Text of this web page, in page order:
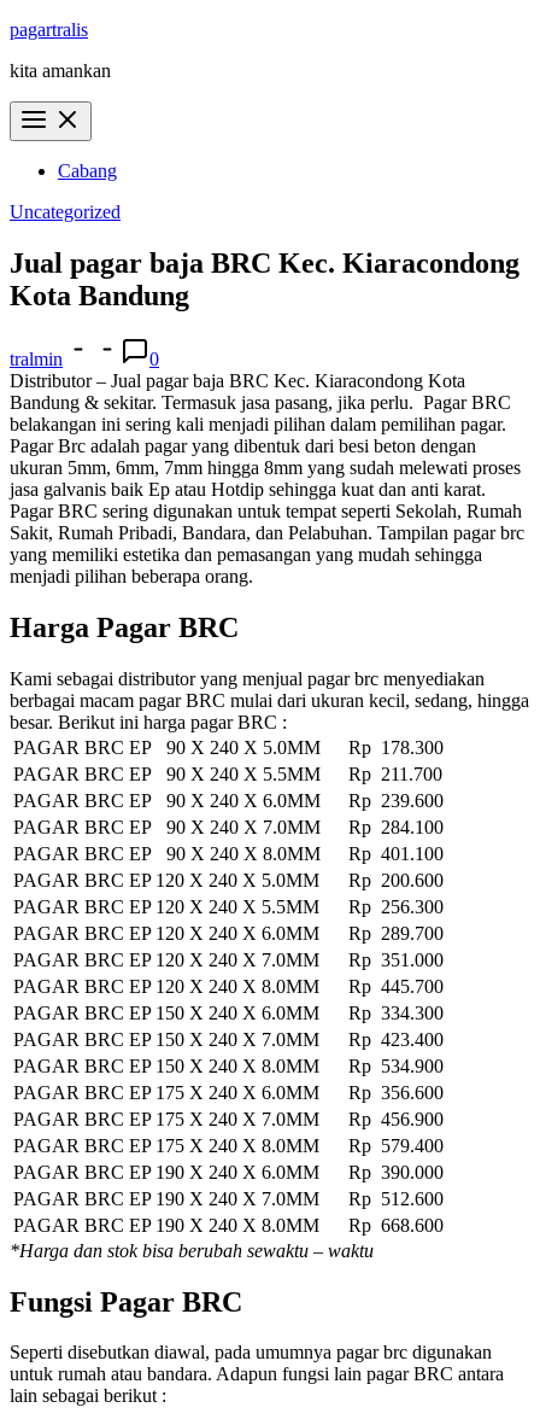
Skip
content
pagartralis
kita amankan
Cabang
Uncategorized
Jual pagar baja BRC Kec. Kiaracondong
Kota Bandung
tralmin
0
Distributor – Jual pagar baja BRC Kec. Kiaracondong Kota
Bandung & sekitar. Termasuk jasa pasang, jika perlu. Pagar BRC
belakangan ini sering kali menjadi pilihan dalam pemilihan pagar.
Pagar Brc adalah pagar yang dibentuk dari besi beton dengan
ukuran 5mm, 6mm, 7mm hingga 8mm yang sudah melewati proses
jasa galvanis baik Ep atau Hotdip sehingga kuat dan anti karat.
Pagar BRC sering digunakan untuk tempat seperti Sekolah, Rumah
Sakit, Rumah Pribadi, Bandara, dan Pelabuhan. Tampilan pagar brc
yang memiliki estetika dan pemasangan yang mudah sehingga
menjadi pilihan beberapa orang.
Harga Pagar BRC
Kami sebagai distributor yang menjual pagar brc menyediakan
berbagai macam pagar BRC mulai dari ukuran kecil, sedang, hingga
besar. Berikut ini harga pagar BRC :
PAGAR BRC EP 90 X 240 X 5.0MM
Rp 178.300
PAGAR BRC EP 90 X 240 X 5.5MM
Rp 211.700
PAGAR BRC EP 90 X 240 X 6.0MM
Rp 239.600
PAGAR BRC EP 90 X 240 X 7.0MM
Rp 284.100
PAGAR BRC EP 90 X 240 X 8.0MM
Rp 401.100
PAGAR BRC EP 120 X 240 X 5.0MM
Rp 200.600
PAGAR BRC EP 120 X 240 X 5.5MM
Rp 256.300
PAGAR BRC EP 120 X 240 X 6.0MM
Rp 289.700
PAGAR BRC EP 120 X 240 X 7.0MM
Rp 351.000
PAGAR BRC EP 120 X 240 X 8.0MM
Rp 445.700
PAGAR BRC EP 150 X 240 X 6.0MM
Rp 334.300
PAGAR BRC EP 150 X 240 X 7.0MM
Rp 423.400
PAGAR BRC EP 150 X 240 X 8.0MM
Rp 534.900
PAGAR BRC EP 175 X 240 X 6.0MM
Rp 356.600
PAGAR BRC EP 175 X 240 X 7.0MM
Rp 456.900
PAGAR BRC EP 175 X 240 X 8.0MM
Rp 579.400
PAGAR BRC EP 190 X 240 X 6.0MM
Rp 390.000
PAGAR BRC EP 190 X 240 X 7.0MM
Rp 512.600
PAGAR BRC EP 190 X 240 X 8.0MM
Rp 668.600
*Harga dan stok bisa berubah sewaktu – waktu
Fungsi Pagar BRC
Seperti disebutkan diawal, pada umumnya pagar brc digunakan
untuk rumah atau bandara. Adapun fungsi lain pagar BRC antara
lain sebagai berikut :